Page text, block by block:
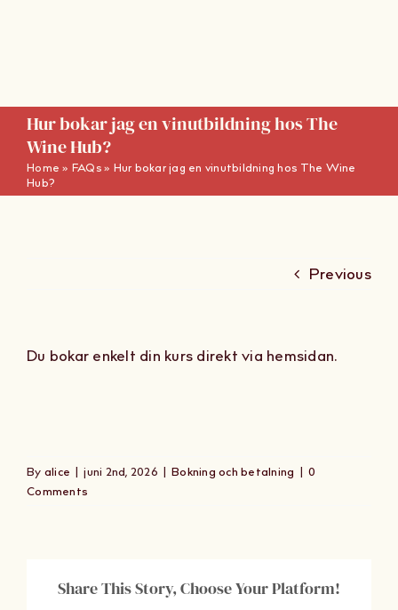
Hur bokar jag en vinutbildning hos The
Wine Hub?
Home » FAQs» Hur bokar jag en vinutbildning hos The Wine
Hub?
Previous
Du bokar enkelt din kurs direkt via hemsidan.
By alice | juni 2nd, 2026 | Bokning och betalning | 0
Comments
Share This Story, Choose Your Platform!